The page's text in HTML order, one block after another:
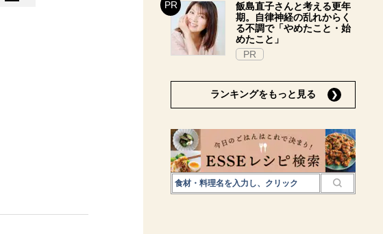
飯島直子さんと考える更年
期。自律神経の乱れからく
る不調で「やめたこと・始
めたこと」
PR
ランキングをもっと見る